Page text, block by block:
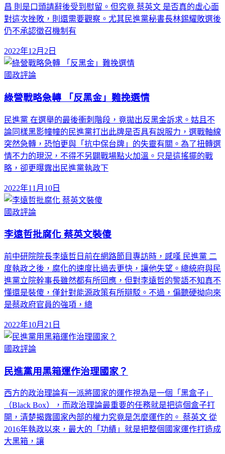
昌 則是口頭請辭後受到慰留。但究竟 蔡英文 是否真的虛心面
對這次挫敗，則還需要觀察。尤其民進黨秘書長林錫耀敗選後
仍不承認徵召機制有
2022年12月2日
國政評論
綠營戰略急轉 「反黑金」難挽選情
民進黨 在選舉的最後衝刺階段，竟拋出反黑金訴求。姑且不
論同樣黑影幢幢的民進黨打出此牌是否具有說服力，選戰軸線
突然急轉，恐怕更與「抗中保台牌」的失靈有關。為了扭轉選
情不力的現況，不得不另闢戰場點火加溫。只是這搖擺的戰
略，卻更曝露出民進黨執政下
2022年11月10日
國政評論
李遠哲批腐化 蔡英文裝傻
前中研院院長李遠哲日前在網路節目專訪時，感嘆 民進黨 二
度執政之後，腐化的速度比過去更快，讓他失望。總統府與民
進黨立院幹事長雖然都有所回應，但對李遠哲的警語不知真不
懂還是裝傻，僅針對能源政策有所辯駁。不過，偏聽硬拗向來
是蔡政府官員的強項，總
2022年10月21日
國政評論
民進黨用黑箱運作治理國家？
西方的政治理論有一派將國家的運作視為是一個「黑盒子」
（Black Box），而政治理論最重要的任務就是把這個盒子打
開，清楚揭露國家內部的權力究竟是怎麼運作的。 蔡英文 從
2016年執政以來，最大的「功績」就是把整個國家運作打造成
大黑箱，讓